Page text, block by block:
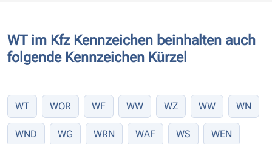
WT im Kfz Kennzeichen beinhalten auch
folgende Kennzeichen Kürzel
WT WOR WF WW WZ WW WN
WND WG WRN WAF WS WEN